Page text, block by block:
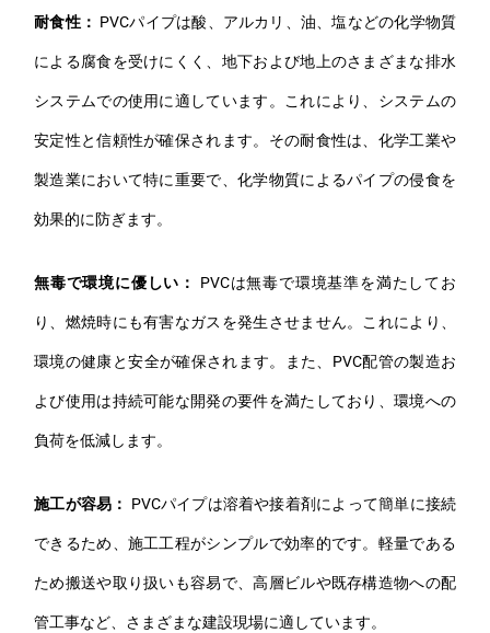
耐食性： PVCパイプは酸、アルカリ、油、塩などの化学物質
による腐食を受けにくく、地下および地上のさまざまな排水
システムでの使用に適しています。これにより、システムの
安定性と信頼性が確保されます。その耐食性は、化学工業や
製造業において特に重要で、化学物質によるパイプの侵食を
効果的に防ぎます。
無毒で環境に優しい： PVCは無毒で環境基準を満たしてお
り、燃焼時にも有害なガスを発生させません。これにより、
環境の健康と安全が確保されます。また、PVC配管の製造お
よび使用は持続可能な開発の要件を満たしており、環境への
負荷を低減します。
施工が容易： PVCパイプは溶着や接着剤によって簡単に接続
できるため、施工工程がシンプルで効率的です。軽量である
ため搬送や取り扱いも容易で、高層ビルや既存構造物への配
管工事など、さまざまな建設現場に適しています。